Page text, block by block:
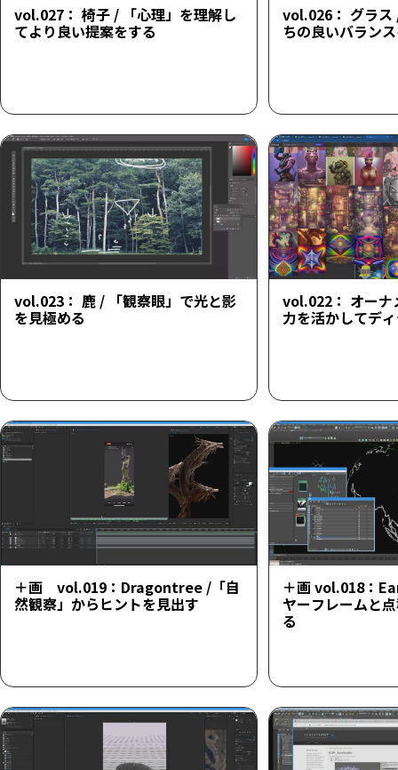
vol.027： 椅子 / 「心理」を理解し
てより良い提案をする
vol.026： グラス
ちの良いバラン
vol.023： 鹿 / 「観察眼」で光と影
を見極める
vol.022： オーナ
力を活かしてデ
＋画 vol.019：Dragontree /「自
然観察」からヒントを見出す
＋画 vol.018：
ヤーフレームと
る